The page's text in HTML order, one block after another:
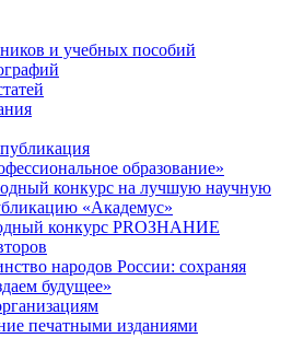
и учебных пособий
образование»
конкурс на лучшую научную
«Академус»
конкурс PROЗНАНИЕ
народов России: сохраняя
будущее»
печатными изданиями